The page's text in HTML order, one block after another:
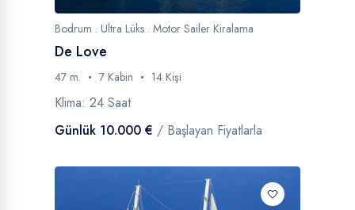
Bodrum . Ultra Lüks . Motor Sailer Kiralama
De Love
47 m. 7 Kabin 14 Kişi
Klima: 24 Saat
Günlük 10.000 € / Başlayan Fiyatlarla